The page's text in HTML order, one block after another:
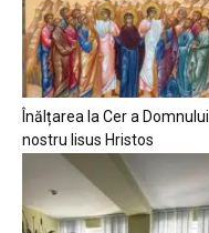
Înălțarea la Cer a Domnului
nostru Iisus Hristos